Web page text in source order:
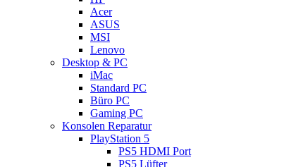
Acer
ASUS
MSI
Lenovo
Desktop & PC
iMac
Standard PC
Büro PC
Gaming PC
Konsolen Reparatur
PlayStation 5
PS5 HDMI Port
PS5 Lüfter